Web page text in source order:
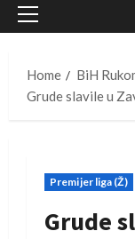
Primary
Home
BiH
Grude slavile u
Premijer liga (Ž)
Grude